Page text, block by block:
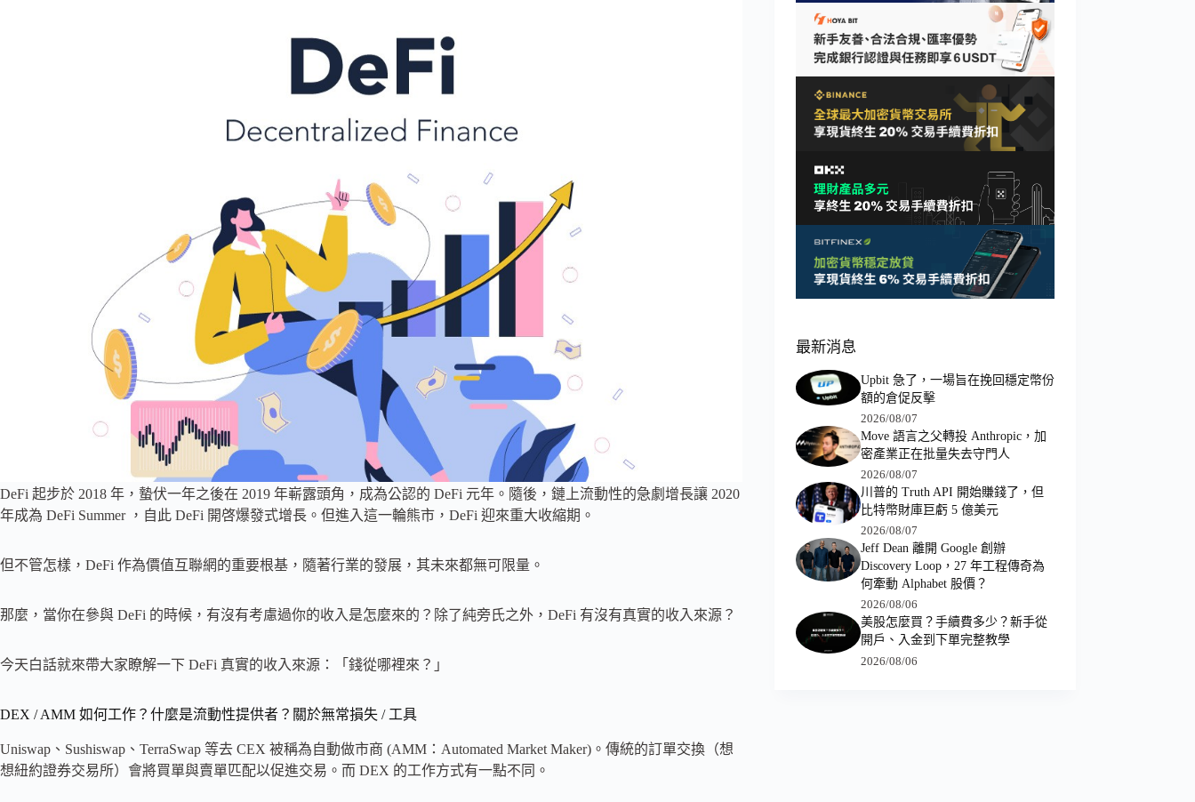
DeFi 起步於 2018 年，蟄伏一年之後在 2019 年嶄露頭角，成為公認的 DeFi 元年。隨後，鏈上流動性的急劇增長讓 2020
年成為 DeFi Summer ，自此 DeFi 開啓爆發式增長。但進入這一輪熊市，DeFi 迎來重大收縮期。
但不管怎樣，DeFi 作為價值互聯網的重要根基，隨著行業的發展，其未來都無可限量。
那麼，當你在參與 DeFi 的時候，有沒有考慮過你的收入是怎麼來的？除了純旁氏之外，DeFi 有沒有真實的收入來源？
今天白話就來帶大家瞭解一下 DeFi 真實的收入來源：「錢從哪裡來？」
DEX / AMM 如何工作？什麼是流動性提供者？關於無常損失 / 工具
Uniswap、Sushiswap、TerraSwap 等去 CEX 被稱為自動做市商 (AMM：Automated Market Maker)。傳統的訂單交換（想
想紐約證券交易所）會將買單與賣單匹配以促進交易。而 DEX 的工作方式有一點不同。
最新消息
Upbit 急了，一場旨在挽回穩定幣份
額的倉促反擊
2026/08/07
Move 語言之父轉投 Anthropic，加
密產業正在批量失去守門人
2026/08/07
川普的 Truth API 開始賺錢了，但
比特幣財庫巨虧 5 億美元
2026/08/07
Jeff Dean 離開 Google 創辦
Discovery Loop，27 年工程傳奇為
何牽動 Alphabet 股價？
2026/08/06
美股怎麼買？手續費多少？新手從
開戶、入金到下單完整教學
2026/08/06